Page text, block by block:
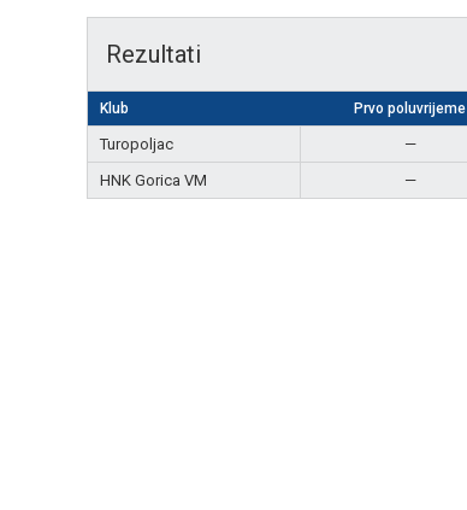
Rezultati
Klub Prvo poluvrijeme
Turopoljac —
HNK Gorica VM
—